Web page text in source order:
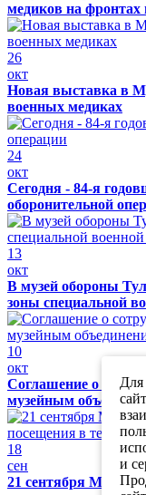
медиков на
26
окт
Новая выставка в
военных медиках
24
окт
Сегодня - 84-я
оборонительной
13
окт
В музей обороны
зоны специальной
10
окт
Соглашение о
музейным
18
сен
21 сентября Музей
Для
и